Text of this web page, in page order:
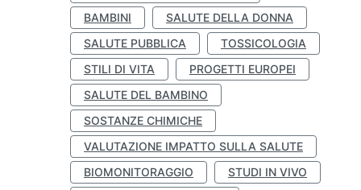
BAMBINI
SALUTE DELLA DONNA
SALUTE PUBBLICA
TOSSICOLOGIA
STILI DI VITA
PROGETTI EUROPEI
SALUTE DEL BAMBINO
SOSTANZE CHIMICHE
VALUTAZIONE IMPATTO SULLA SALUTE
BIOMONITORAGGIO
STUDI IN VIVO